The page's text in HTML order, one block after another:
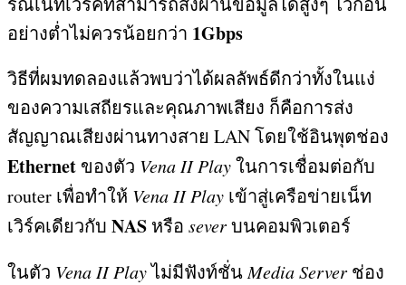
อย่างต่ำไม่ควรน้อยกว่า 1Gbps
วิธีที่ผมทดลองแล้วพบว่าได้ผลลัพธ์ดีกว่าทั้งในแง่
ของความเสถียรและคุณภาพเสียง ก็คือการส่ง
สัญญาณเสียงผ่านทางสาย LANโดยใช้อินพุตช่อง
Ethernet ของตัว Vena II Playในการเชื่อมต่อกับ
router เพื่อทำให้ Vena II Play เข้าสู่เครือข่ายเน็ท
เวิร์คเดียวกับ NAS หรือ severบนคอมพิวเตอร์
ในตัว Vena II Playไม่มีฟังท์ชั่นMedia Server ช่อง